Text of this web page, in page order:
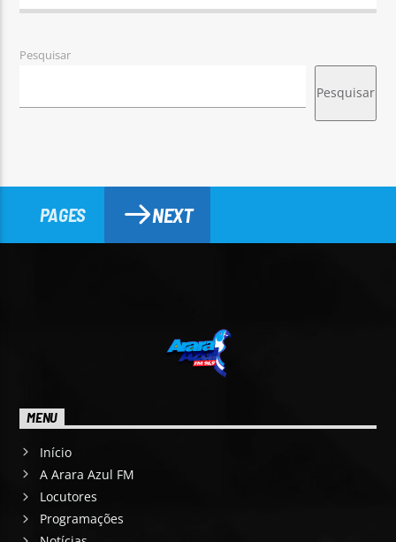
Pesquisar
Pesquisar
PAGES NEXT
MENU
Início
A Arara Azul FM
Locutores
Programações